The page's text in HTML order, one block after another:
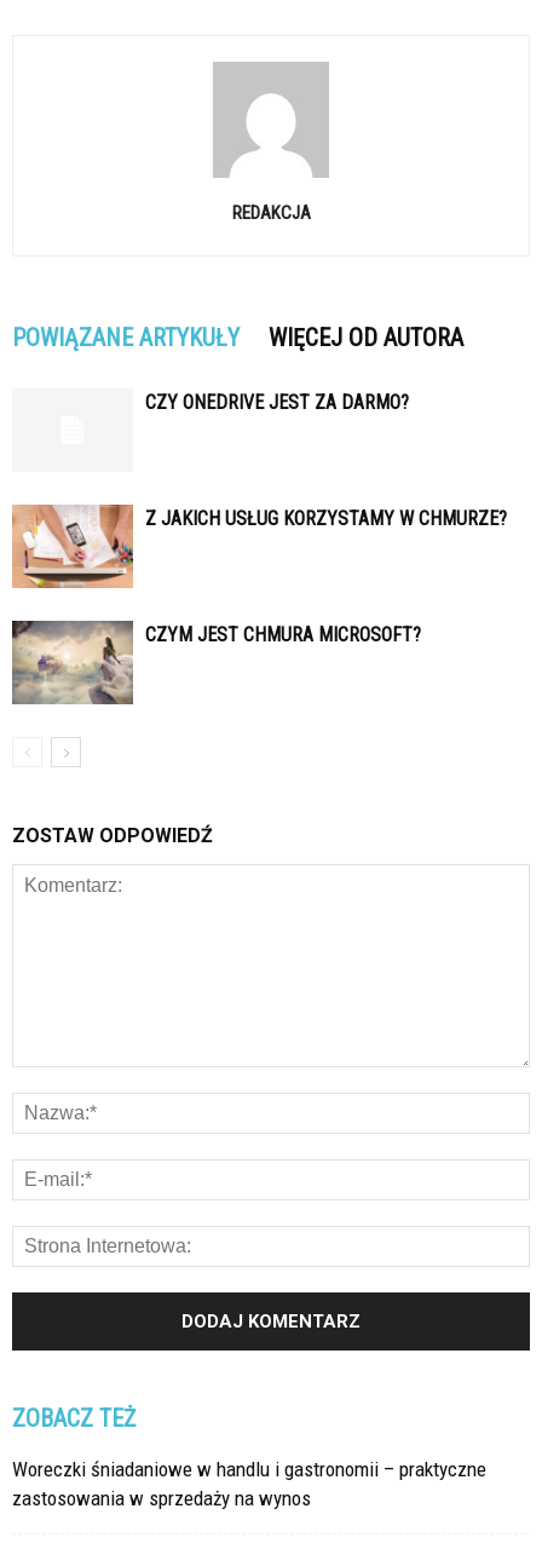
REDAKCJA
POWIĄZANE ARTYKUŁY WIĘCEJ OD AUTORA
CZY ONEDRIVE JEST ZA DARMO?
Z JAKICH USŁUG KORZYSTAMY W CHMURZE?
CZYM JEST CHMURA MICROSOFT?
ZOSTAW ODPOWIEDŹ
ZOBACZ TEŻ
Woreczki śniadaniowe w handlu i gastronomii – praktyczne
zastosowania w sprzedaży na wynos